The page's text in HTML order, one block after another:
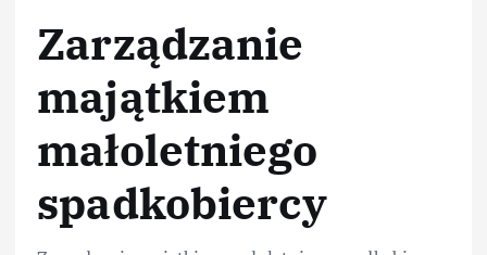
Zarządzanie
majątkiem
małoletniego
spadkobiercy